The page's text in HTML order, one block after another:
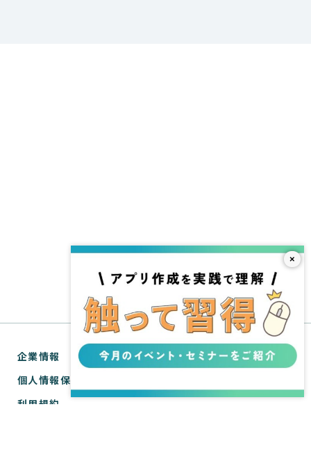
企業情報
個人情報保護方針
利用規約
×